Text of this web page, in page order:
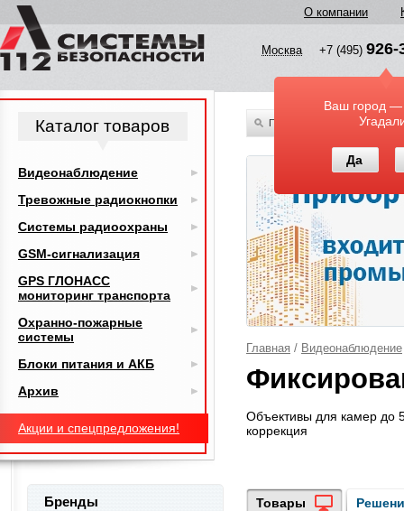
О компании
Москва +7 (495) 926-
Ваш город —
Да
По всему каталогу
Главная / Видеонаблюдение
Объективы для камер до
коррекция
Товары
Каталог товаров
Видеонаблюдение
Тревожные радиокнопки
Системы радиоохраны
GSM-сигнализация
GPS ГЛОНАСС
мониторинг транспорта
Охранно-пожарные
системы
Блоки питания и АКБ
Архив
Акции и спецпредложения!
Бренды